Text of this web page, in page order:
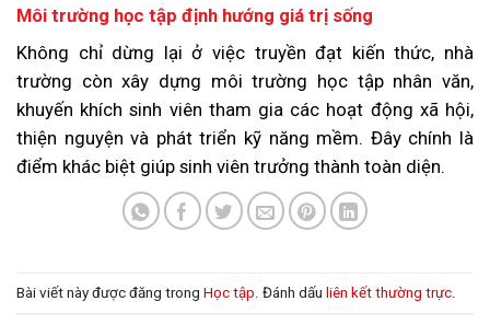
Môi trường học tập định hướng giá trị sống
Không chỉ dừng lại ở việc truyền đạt kiến thức, nhà
trường còn xây dựng môi trường học tập nhân văn,
khuyến khích sinh viên tham gia các hoạt động xã hội,
thiện nguyện và phát triển kỹ năng mềm. Đây chính là
điểm khác biệt giúp sinh viên trưởng thành toàn diện.
Bài viết này được đăng trong Học tập . Đánh dấu liên kết thường trực